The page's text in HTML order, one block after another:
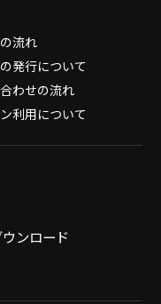
流れ
発行について
わせの流れ
利用について
ンロード